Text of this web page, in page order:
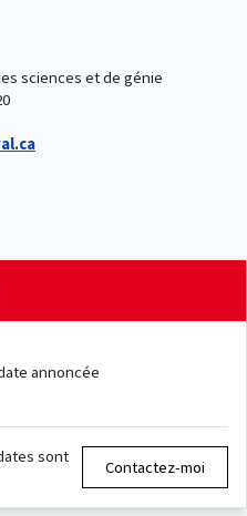
sciences et de génie
annoncée
sont
Contactez-moi